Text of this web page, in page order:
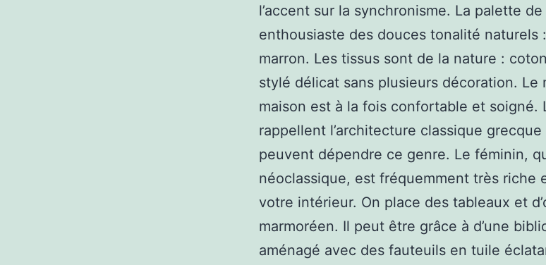
l’accent sur la synchronisme. La palette
enthousiaste des douces tonalité naturels
marron. Les tissus sont de la nature :
stylé délicat sans plusieurs décoration. Le
maison est à la fois confortable et soigné.
rappellent l’architecture classique
peuvent dépendre ce genre. Le féminin,
néoclassique, est fréquemment très riche
votre intérieur. On place des tableaux et
marmoréen. Il peut être grâce à d’une
aménagé avec des fauteuils en tuile